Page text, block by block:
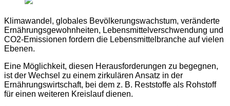
Klimawandel, globales Bevölkerungswachstum, veränderte
Ernährungsgewohnheiten, Lebensmittelverschwendung und
CO2-Emissionen fordern die Lebensmittelbranche auf vielen
Ebenen.
Eine Möglichkeit, diesen Herausforderungen zu begegnen,
ist der Wechsel zu einem zirkulären Ansatz in der
Ernährungswirtschaft, bei dem z. B. Reststoffe als Rohstoff
für einen weiteren Kreislauf dienen.